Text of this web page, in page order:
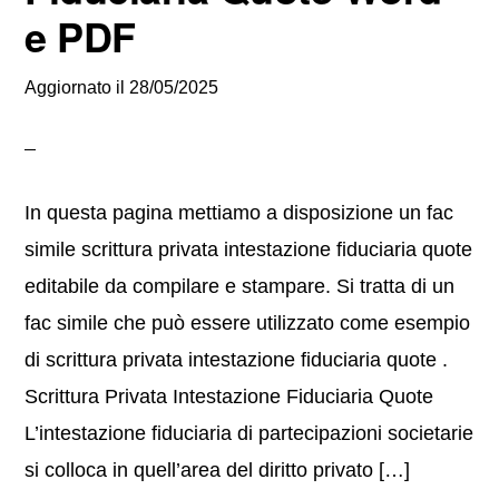
e PDF
Aggiornato il 28/05/2025
In questa pagina mettiamo a disposizione un fac
simile scrittura privata intestazione fiduciaria quote
editabile da compilare e stampare. Si tratta di un
fac simile che può essere utilizzato come esempio
di scrittura privata intestazione fiduciaria quote .
Scrittura Privata Intestazione Fiduciaria Quote
L’intestazione fiduciaria di partecipazioni societarie
si colloca in quell’area del diritto privato […]